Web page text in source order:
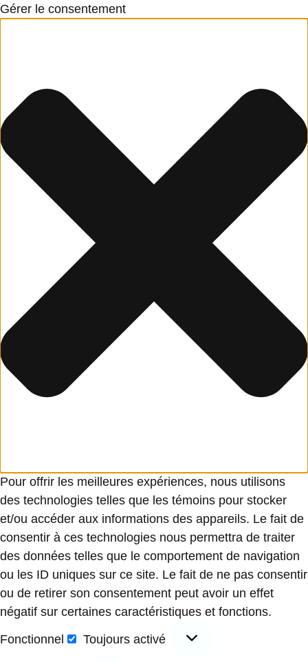
Gérer le consentement
Pour offrir les meilleures expériences, nous utilisons
des technologies telles que les témoins pour stocker
et/ou accéder aux informations des appareils. Le fait de
consentir à ces technologies nous permettra de traiter
des données telles que le comportement de navigation
ou les ID uniques sur ce site. Le fait de ne pas consentir
ou de retirer son consentement peut avoir un effet
négatif sur certaines caractéristiques et fonctions.
Fonctionnel
Toujours activé